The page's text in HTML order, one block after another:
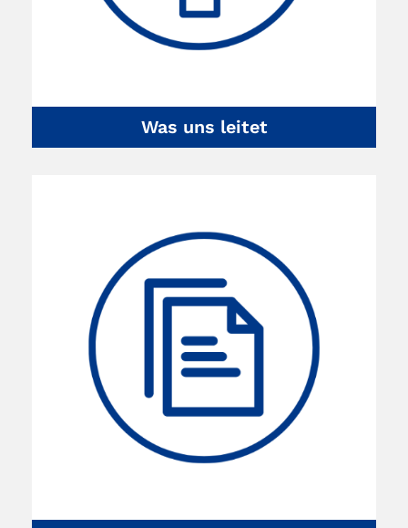
Was uns leitet